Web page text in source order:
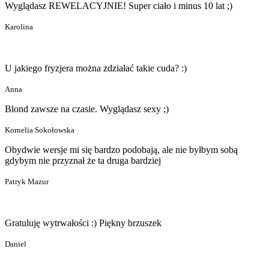
Wyglądasz REWELACYJNIE! Super ciało i minus 10 lat ;)
Karolina
U jakiego fryzjera można zdziałać takie cuda? :)
Anna
Blond zawsze na czasie. Wyglądasz sexy ;)
Kornelia Sokołowska
Obydwie wersje mi się bardzo podobają, ale nie byłbym sobą
gdybym nie przyznał że ta druga bardziej
Patryk Mazur
Gratuluję wytrwałości :) Piękny brzuszek
Daniel